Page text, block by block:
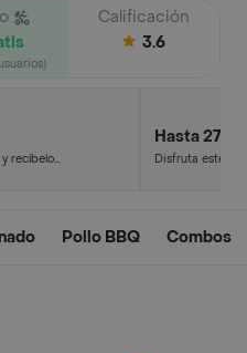
Calificación
3.6
recíbelo
Hasta 27%
Disfruta este
Pollo BBQ Combos